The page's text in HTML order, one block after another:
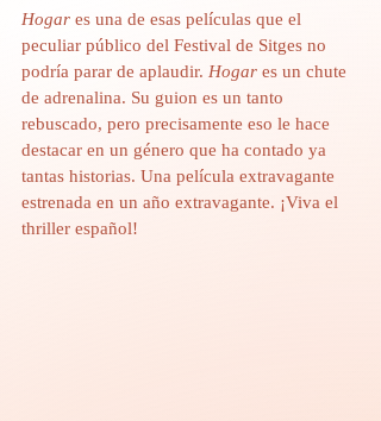
Hogar es una de esas películas que el
peculiar público del Festival de Sitges no
podría parar de aplaudir. Hogar es un chute
de adrenalina. Su guion es un tanto
rebuscado, pero precisamente eso le hace
destacar en un género que ha contado ya
tantas historias. Una película extravagante
estrenada en un año extravagante. ¡Viva el
thriller español!